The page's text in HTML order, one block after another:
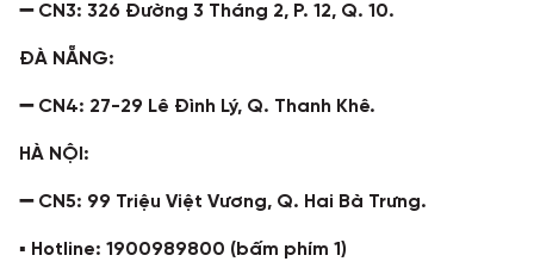
➖ CN3: 326 Đường 3 Tháng 2, P. 12, Q. 10.
ĐÀ NẴNG:
➖ CN4: 27-29 Lê Đình Lý, Q. Thanh Khê.
HÀ NỘI:
➖ CN5: 99 Triệu Việt Vương, Q. Hai Bà Trưng.
▪️ Hotline: 1900989800 (bấm phím 1)